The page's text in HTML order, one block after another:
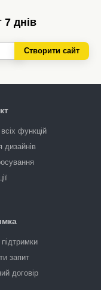
7 днів
Створити сайт
функцій
дизайнів
запит
договір